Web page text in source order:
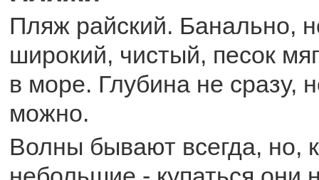
Пляж райский. Банально,
широкий, чистый, песок
в море. Глубина не сразу,
можно.
Волны бывают всегда, но,